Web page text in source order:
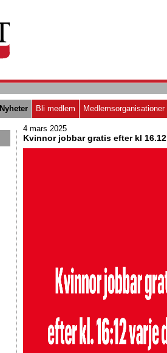
Nyheter Bli medlem Medlemsorganisationer
4 mars 2025
Kvinnor jobbar gratis efter kl 16.12